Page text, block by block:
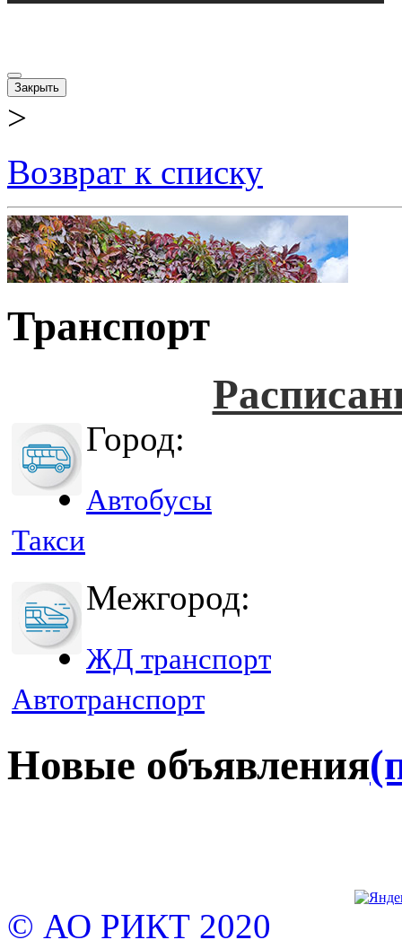
Закрыть
>
Возврат к списку
Транспорт
Город:
Автобусы
Такси
Межгород:
ЖД транспорт
Автотранспорт
Новые объявления
© АО РИКТ 2020